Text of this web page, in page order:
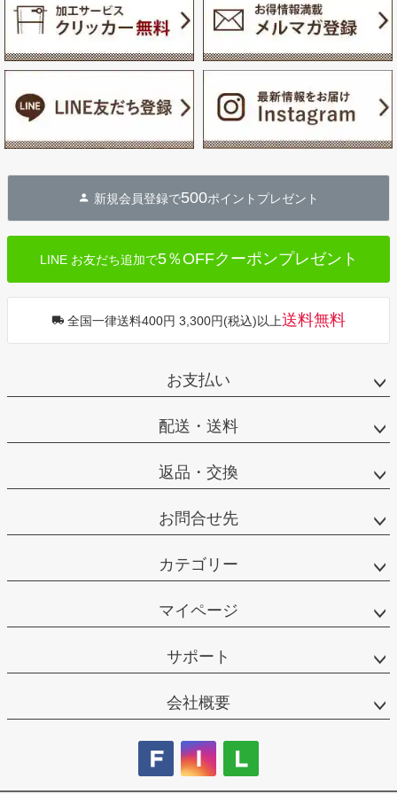
新規会員登録で500ポイントプレゼント
LINE お友だち追加で5％OFFクーポンプレゼント
全国一律送料400円 3,300円(税込)以上送料無料
お支払い
配送・送料
返品・交換
お問合せ先
カテゴリー
マイページ
サポート
会社概要